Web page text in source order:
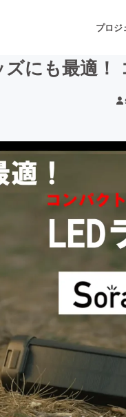
プロジ
ゲーム・サー
書籍・雑誌出版
チャレンジ
ズにも最適